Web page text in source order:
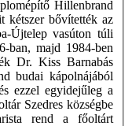
Hillenbrand
kétszer bővítették az
Újtelep vasúton túli
ban, majd 1984-ben
Dr. Kiss Barnabás
budai kápolnájából
ezzel egyidejűleg a
Szedres községbe
rend a főoltárt